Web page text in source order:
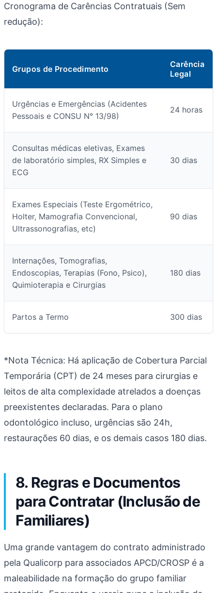
Cronograma de Carências Contratuais (Sem
redução):
Grupos de Procedimento
Carência
Legal
Urgências e Emergências (Acidentes
Pessoais e CONSU N° 13/98)
24 horas
Consultas médicas eletivas, Exames
de laboratório simples, RX Simples e
ECG
30 dias
Exames Especiais (Teste Ergométrico,
Holter, Mamografia Convencional,
Ultrassonografias, etc)
90 dias
Internações, Tomografias,
Endoscopias, Terapias (Fono, Psico),
Quimioterapia e Cirurgias
180 dias
Partos a Termo 300 dias
*Nota Técnica: Há aplicação de Cobertura Parcial
Temporária (CPT) de 24 meses para cirurgias e
leitos de alta complexidade atrelados a doenças
preexistentes declaradas. Para o plano
odontológico incluso, urgências são 24h,
restaurações 60 dias, e os demais casos 180 dias.
8. Regras e Documentos
para Contratar (Inclusão de
Familiares)
Uma grande vantagem do contrato administrado
pela Qualicorp para associados APCD/CROSP é a
maleabilidade na formação do grupo familiar